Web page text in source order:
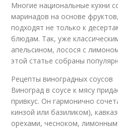
Многие национальные кухни
маринадов на основе
подходят не только к
блюдам. Так, уже
апельсином, лосося с
этой статье собраны
Рецепты виноградных соусов
Виноград в соусе к мясу
привкус. Он гармонично
кинзой или базиликом),
орехами, чесноком,